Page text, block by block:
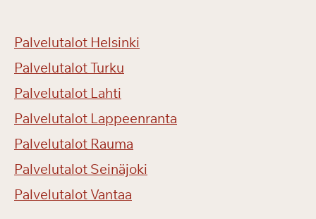
Palvelutalot Helsinki
Palvelutalot Turku
Palvelutalot Lahti
Palvelutalot Lappeenranta
Palvelutalot Rauma
Palvelutalot Seinäjoki
Palvelutalot Vantaa